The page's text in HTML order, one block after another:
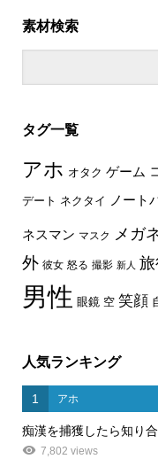
素材検索
タグ一覧
アホ オタク ゲーム
デート ネクタイ ノート
ネスマン マスク メガ
外 彼女 怒る 撮影 新人
男性 眼鏡 空 笑顔
人気ランキング
1 アホ
痴漢を捕獲したら知り
7,802 views